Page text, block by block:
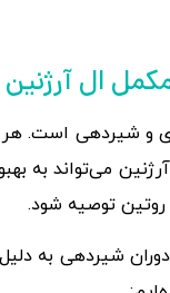
و شیردهی است.
آرژنین می‌تواند
توصیه شود.
شیردهی به